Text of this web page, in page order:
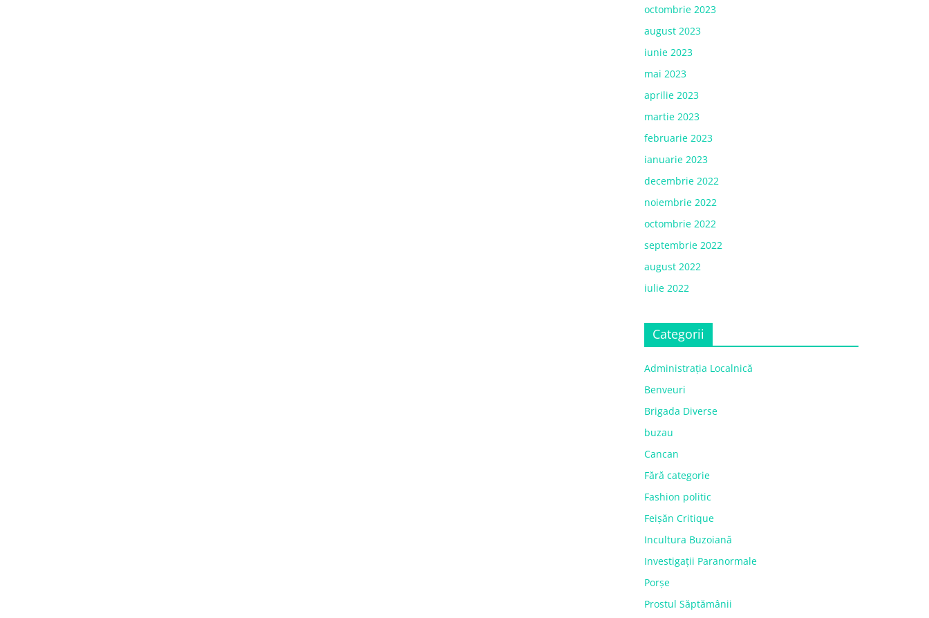
octombrie 2023
august 2023
iunie 2023
mai 2023
aprilie 2023
martie 2023
februarie 2023
ianuarie 2023
decembrie 2022
noiembrie 2022
octombrie 2022
septembrie 2022
august 2022
iulie 2022
Categorii
Administrația Localnică
Benveuri
Brigada Diverse
buzau
Cancan
Fără categorie
Fashion politic
Feișăn Critique
Incultura Buzoiană
Investigații Paranormale
Porșe
Prostul Săptămânii